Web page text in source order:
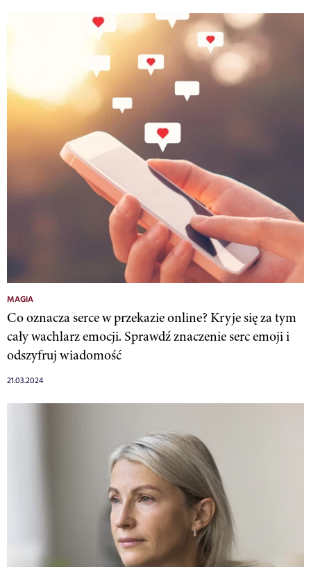
MAGIA
Co oznacza serce w przekazie online? Kryje się za tym
cały wachlarz emocji. Sprawdź znaczenie serc emoji i
odszyfruj wiadomość
21.03.2024